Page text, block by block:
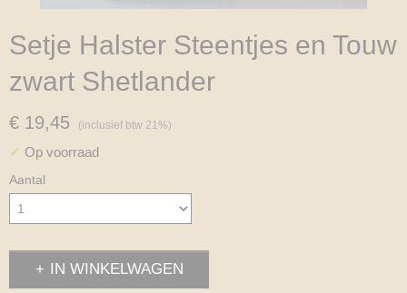
Setje Halster Steentjes en Touw
zwart Shetlander
€ 19,45 (inclusief btw 21%)
✓ Op voorraad
Aantal
IN WINKELWAGEN